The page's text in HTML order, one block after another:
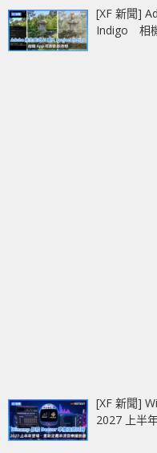
[XF 新聞]
Indigo 相
[XF 新聞]
2027 上半